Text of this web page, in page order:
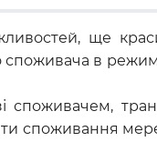
ще
споживача в
споживачем,
споживання